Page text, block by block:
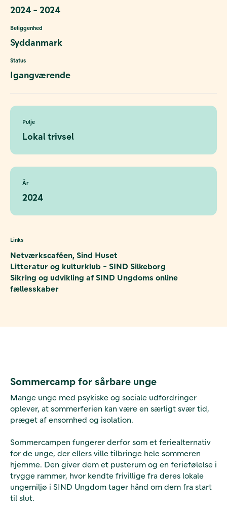
2024 - 2024
Beliggenhed
Syddanmark
Status
Igangværende
Pulje
Lokal trivsel
År
2024
Links
Netværkscaféen, Sind Huset
Litteratur og kulturklub - SIND Silkeborg
Sikring og udvikling af SIND Ungdoms online
fællesskaber
Sommercamp for sårbare unge
Mange unge med psykiske og sociale udfordringer
oplever, at sommerferien kan være en særligt svær tid,
præget af ensomhed og isolation.
Sommercampen fungerer derfor som et feriealternativ
for de unge, der ellers ville tilbringe hele sommeren
hjemme. Den giver dem et pusterum og en feriefølelse i
trygge rammer, hvor kendte frivillige fra deres lokale
ungemiljø i SIND Ungdom tager hånd om dem fra start
til slut.